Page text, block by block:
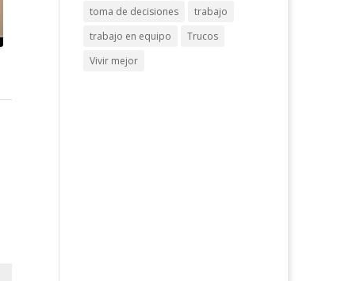
toma de decisiones
trabajo
trabajo en equipo
Trucos
Vivir mejor